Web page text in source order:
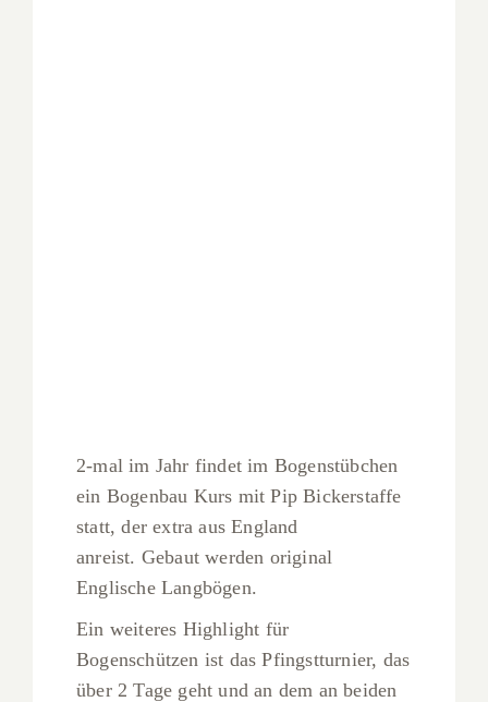
2-mal im Jahr findet im Bogenstübchen
ein Bogenbau Kurs mit Pip Bickerstaffe
statt, der extra aus England
anreist. Gebaut werden original
Englische Langbögen.
Ein weiteres Highlight für
Bogenschützen ist das Pfingstturnier, das
über 2 Tage geht und an dem an beiden